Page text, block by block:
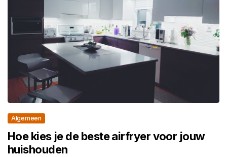
Algemeen
Hoe kies je de beste airfryer voor jouw
huishouden